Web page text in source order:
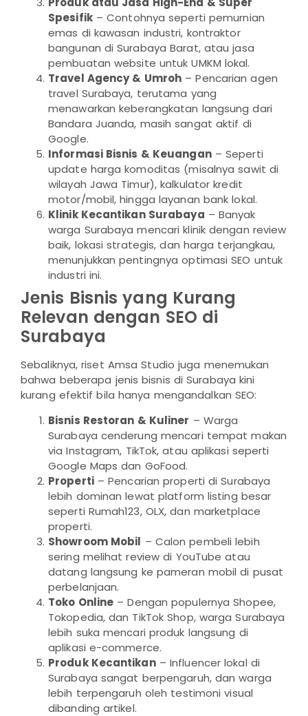
Spesifik– Contohnya seperti pemurnian
emas di kawasan industri, kontraktor
bangunan di Surabaya Barat, atau jasa
pembuatan website untuk UMKM lokal.
Travel Agency & Umroh – Pencarian agen
travel Surabaya, terutama yang
menawarkan keberangkatan langsung dari
Bandara Juanda, masih sangat aktif di
Google.
Informasi Bisnis & Keuangan– Seperti
update harga komoditas (misalnya sawit di
wilayah Jawa Timur), kalkulator kredit
motor/mobil, hingga layanan bank lokal.
Klinik Kecantikan Surabaya – Banyak
warga Surabaya mencari klinik dengan review
baik, lokasi strategis, dan harga terjangkau,
menunjukkan pentingnya optimasi SEO untuk
industri ini.
Jenis Bisnis yang Kurang
Relevan dengan SEO di
Surabaya
Sebaliknya, riset Amsa Studio juga menemukan
bahwa beberapa jenis bisnis di Surabaya kini
kurang efektif bila hanya mengandalkan SEO:
Bisnis Restoran & Kuliner – Warga
Surabaya cenderung mencari tempat makan
via Instagram, TikTok, atau aplikasi seperti
Google Maps dan GoFood.
Properti– Pencarian properti di Surabaya
lebih dominan lewat platform listing besar
seperti Rumah123, OLX, dan marketplace
properti.
Showroom Mobil – Calon pembeli lebih
sering melihat review di YouTube atau
datang langsung ke pameran mobil di pusat
perbelanjaan.
Toko Online – Dengan populernya Shopee,
Tokopedia, dan TikTok Shop, warga Surabaya
lebih suka mencari produk langsung di
aplikasi e-commerce.
Produk Kecantikan– Influencer lokal di
Surabaya sangat berpengaruh, dan warga
lebih terpengaruh oleh testimoni visual
dibanding artikel.